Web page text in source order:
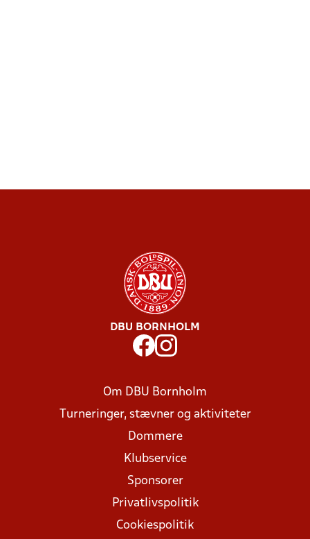
DBU BORNHOLM
Om DBU Bornholm
Turneringer, stævner og aktiviteter
Dommere
Klubservice
Sponsorer
Privatlivspolitik
Cookiespolitik